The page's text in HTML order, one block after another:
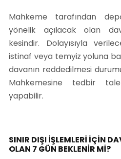
Mahkeme tarafından
yönelik açılacak olan
kesindir. Dolayısıyla
istinaf veya temyiz yoluna
davanın reddedilmesi
Mahkemesine tedbir
yapabilir.
SINIR DIŞI İŞLEMLERİ İÇİN
OLAN 7 GÜN BEKLENİR Mİ?